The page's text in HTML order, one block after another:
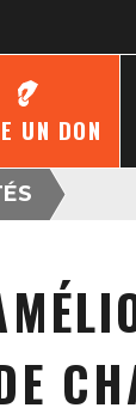
UN DON